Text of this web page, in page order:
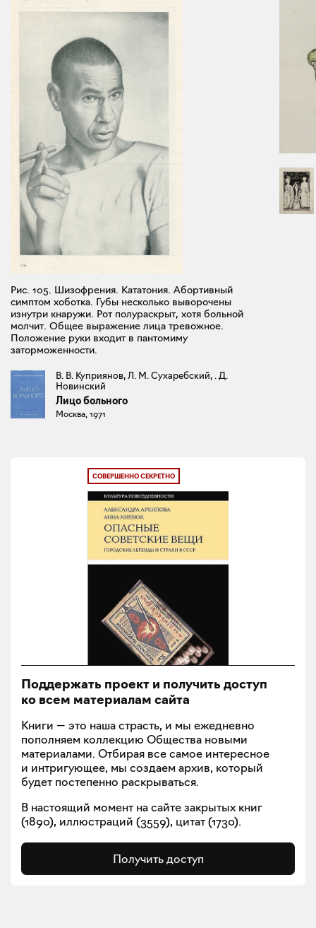
Рис. 105. Шизофрения. Кататония. Абортивный
симптом хоботка. Губы несколько выворочены
изнутри кнаружи. Рот полураскрыт, хотя больной
молчит. Общее выражение лица тревожное.
Положение руки входит в пантомиму
заторможенности.
В. В. Куприянов, Л. М. Сухаребский, . Д.
Новинский
Лицо больного
Москва, 1971
СОВЕРШЕННО СЕКРЕТНО
Поддержать проект и получить доступ
ко всем материалам сайта
Книги — это наша страсть, и мы ежедневно
пополняем коллекцию Общества новыми
материалами. Отбирая все самое интересное
и интригующее, мы создаем архив, который
будет постепенно раскрываться.
В настоящий момент на сайте закрытых книг
(1890), иллюстраций (3559), цитат (1730).
Получить доступ